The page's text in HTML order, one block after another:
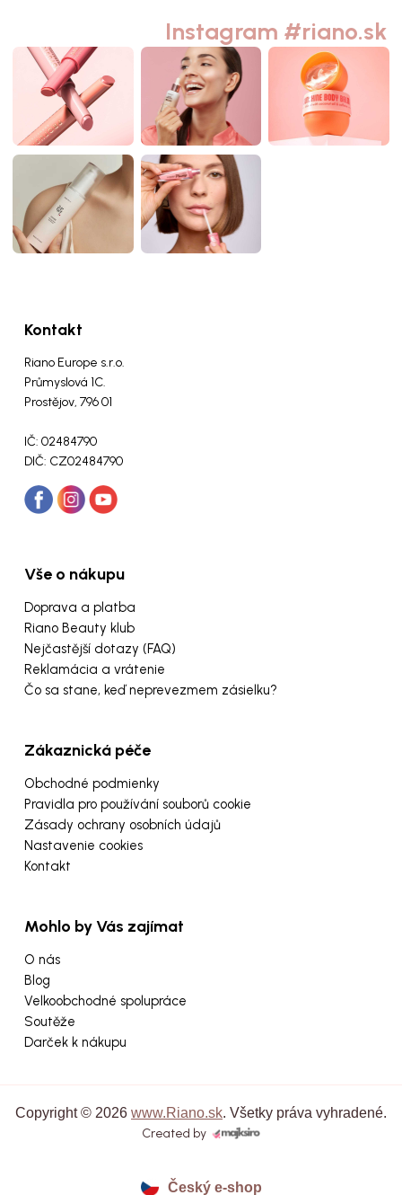
Instagram #riano.sk
Kontakt
Riano Europe s.r.o.
Průmyslová 1C.
Prostějov, 796 01
IČ: 02484790
DIČ: CZ02484790
Vše o nákupu
Doprava a platba
Riano Beauty klub
Nejčastější dotazy (FAQ)
Reklamácia a vrátenie
Čo sa stane, keď neprevezmem zásielku?
Zákaznická péče
Obchodné podmienky
Pravidla pro používání souborů cookie
Zásady ochrany osobních údajů
Nastavenie cookies
Kontakt
Mohlo by Vás zajímat
O nás
Blog
Velkoobchodné spolupráce
Soutěže
Darček k nákupu
Copyright © 2026 www.Riano.sk. Všetky práva vyhradené.
Created by
Český e-shop